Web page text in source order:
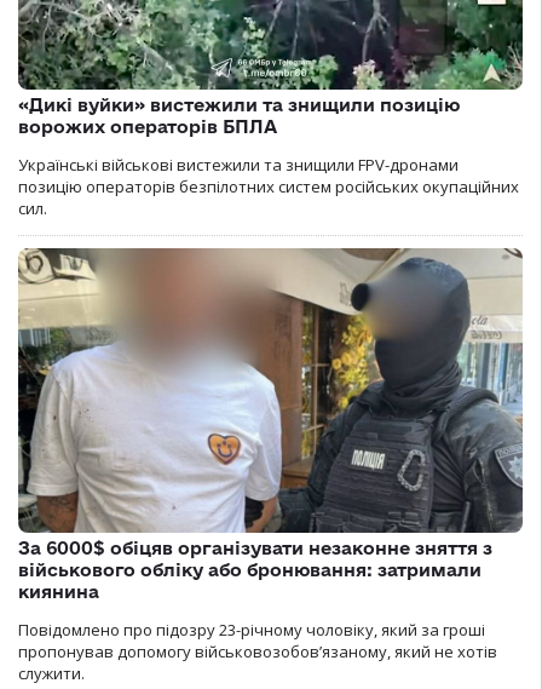
«Дикі вуйки» вистежили та знищили позицію
ворожих операторів БПЛА
Українські військові вистежили та знищили FPV-дронами
позицію операторів безпілотних систем російських окупаційних
сил.
За 6000$ обіцяв організувати незаконне зняття з
військового обліку або бронювання: затримали
киянина
Повідомлено про підозру 23-річному чоловіку, який за гроші
пропонував допомогу військовозобов’язаному, який не хотів
служити.